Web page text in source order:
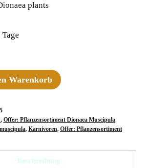
plants
Tage
Warenkorb
, Offer: Pflanzensortiment Dionaea Muscipula
, Karnivoren, Offer: Pflanzensortiment
Beschreibung